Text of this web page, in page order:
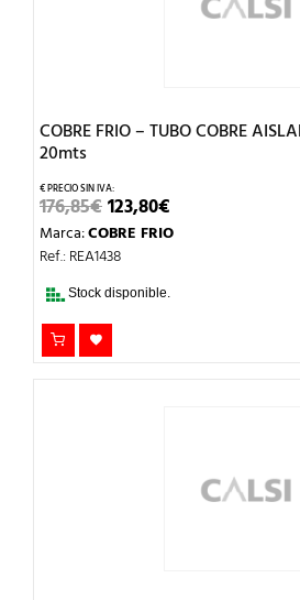
COBRE FRIO – TUBO COBRE
20mts
176,85€EL
PRECIO
ORIGINAL
ERA:
123,80€PRECIO
ACTUAL
Marca:COBRE FRIO
Ref.: REA1438
Stock disponible.